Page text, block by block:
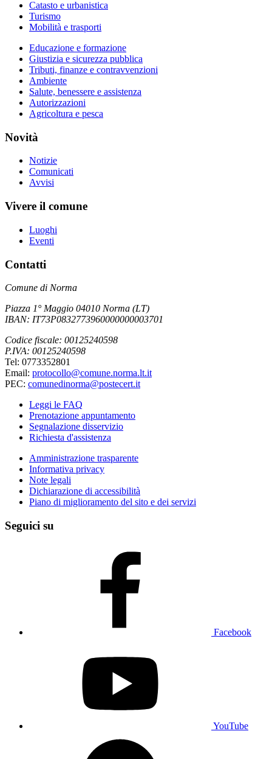
Catasto e urbanistica
Turismo
Mobilità e trasporti
Educazione e formazione
Giustizia e sicurezza pubblica
Tributi, finanze e contravvenzioni
Ambiente
Salute, benessere e assistenza
Autorizzazioni
Agricoltura e pesca
Novità
Notizie
Comunicati
Avvisi
Vivere il comune
Luoghi
Eventi
Contatti
Comune di Norma
Piazza 1° Maggio 04010 Norma (LT)
IBAN: IT73P0832773960000000003701
Codice fiscale: 00125240598
P.IVA: 00125240598
Tel: 0773352801
Email: protocollo@comune.norma.lt.it
PEC: comunedinorma@postecert.it
Leggi le FAQ
Prenotazione appuntamento
Segnalazione disservizio
Richiesta d'assistenza
Amministrazione trasparente
Informativa privacy
Note legali
Dichiarazione di accessibilità
Piano di miglioramento del sito e dei servizi
Seguici su
Facebook
YouTube